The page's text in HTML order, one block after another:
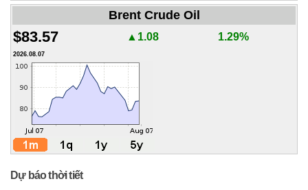
Brent Crude Oil
$83.57 ▲1.08 1.29%
2026.08.07
Dự báo thời tiết